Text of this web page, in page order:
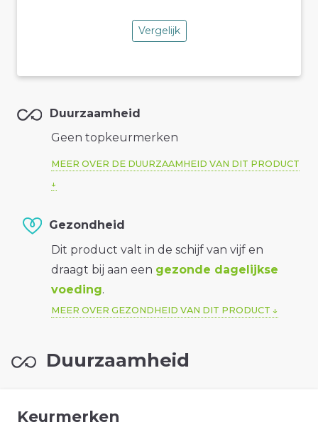
Vergelijk
Duurzaamheid
Geen topkeurmerken
MEER OVER DE DUURZAAMHEID VAN DIT PRODUCT
Gezondheid
Dit product valt in de schijf van vijf en
draagt bij aan een gezonde dagelijkse
voeding.
MEER OVER GEZONDHEID VAN DIT PRODUCT
Duurzaamheid
Keurmerken